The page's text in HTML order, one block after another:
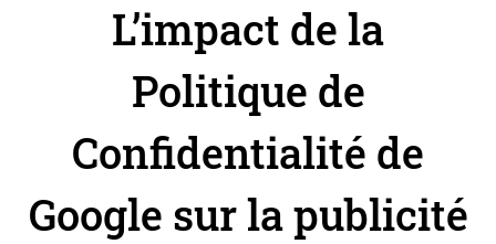
t
g
o
r
i
L’impact de la
Politique de
Confidentialité de
Google sur la publicité